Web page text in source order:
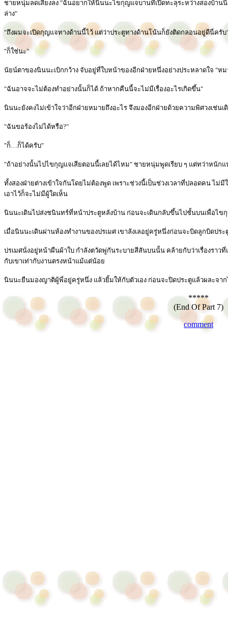
ชายหนุ่มลดเสียงลง "ฉันอยากให้นินนะไขกุญแจบานที่เปิดทะลุระหว่างสองบ้า
ล่าง"
"ถึงผมจะเปิดกุญแจทางด้านนี้ไว้ แต่ว่าประตูทางด้านโน้นก็ยังติดกลอนอยู่ดีนี่ครับ
"ก็ใช่นะ"
นัยน์ตาของนินนะเบิกกว้าง จับอยู่ที่ใบหน้าของอีกฝ่ายหนึ่งอย่างประหลาดใจ "ห
"ฉันอาจจะไม่ต้องทำอย่างนั้นก็ได้ ถ้าหากคืนนี้จะไม่มีเรื่องอะไรเกิดขึ้น"
นินนะยังคงไม่เข้าใจว่าอีกฝ่ายหมายถึงอะไร จึงมองอีกฝ่ายด้วยความพิศวงเช่น
"ฉันขอร้องไม่ได้หรือ?"
"ก็…ก็ได้ครับ"
"ถ้าอย่างนั้นไปไขกุญแจเสียตอนนี้เลยได้ไหม" ชายหนุ่มพูดเรียบ ๆ แต่ทว่าหนัก
ทั้งสองฝ่ายต่างเข้าใจกันโดยไม่ต้องพูด เพราะช่วงนี้เป็นช่วงเวลาที่ปลอดคน
เอาไว้ก็จะไม่มีผู้ใดเห็น
นินนะเดินไปส่งชนินทร์ที่หน้าประตูหลังบ้าน ก่อนจะเดินกลับขึ้นไปชั้นบนเพื่อไ
เมื่อนินนะเดินผ่านห้องทำงานของปรเมศ เขาลังเลอยู่ครู่หนึ่งก่อนจะบิดลูกบิดประ
ปรเมศนั่งอยู่หน้าผืนผ้าใบ กำลังตวัดพู่กันระบายสีสันบนนั้น คล้ายกับว่าเรื่องรา
กับเขาเท่ากับงานตรงหน้าแม้แต่น้อย
นินนะยืนมองญาติผู้พี่อยู่ครู่หนึ่ง แล้วยิ้มให้กับตัวเอง ก่อนจะปิดประตูแล้วผละจาก
*****
(End Of Part 7)
comment